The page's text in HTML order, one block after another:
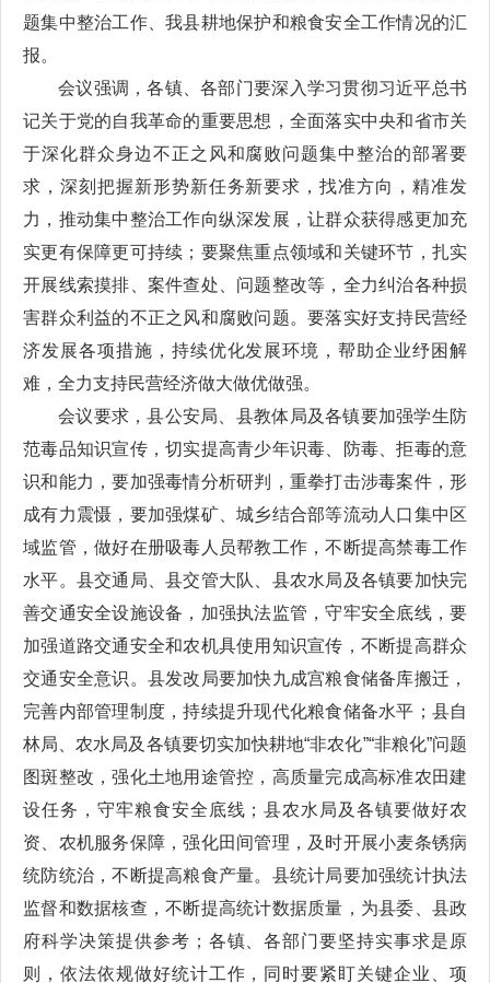
题集中整治工作、我县耕地保护和粮食安全工作情况的汇
报。
会议强调，各镇、各部门要深入学习贯彻习近平总书
记关于党的自我革命的重要思想，全面落实中央和省市关
于深化群众身边不正之风和腐败问题集中整治的部署要
求，深刻把握新形势新任务新要求，找准方向，精准发
力，推动集中整治工作向纵深发展，让群众获得感更加充
实更有保障更可持续；要聚焦重点领域和关键环节，扎实
开展线索摸排、案件查处、问题整改等，全力纠治各种损
害群众利益的不正之风和腐败问题。要落实好支持民营经
济发展各项措施，持续优化发展环境，帮助企业纾困解
难，全力支持民营经济做大做优做强。
会议要求，县公安局、县教体局及各镇要加强学生防
范毒品知识宣传，切实提高青少年识毒、防毒、拒毒的意
识和能力，要加强毒情分析研判，重拳打击涉毒案件，形
成有力震慑，要加强煤矿、城乡结合部等流动人口集中区
域监管，做好在册吸毒人员帮教工作，不断提高禁毒工作
水平。县交通局、县交管大队、县农水局及各镇要加快完
善交通安全设施设备，加强执法监管，守牢安全底线，要
加强道路交通安全和农机具使用知识宣传，不断提高群众
交通安全意识。县发改局要加快九成宫粮食储备库搬迁，
完善内部管理制度，持续提升现代化粮食储备水平；县自
林局、农水局及各镇要切实加快耕地“非农化”“非粮化”问题
图斑整改，强化土地用途管控，高质量完成高标准农田建
设任务，守牢粮食安全底线；县农水局及各镇要做好农
资、农机服务保障，强化田间管理，及时开展小麦条锈病
统防统治，不断提高粮食产量。县统计局要加强统计执法
监督和数据核查，不断提高统计数据质量，为县委、县政
府科学决策提供参考；各镇、各部门要坚持实事求是原
则，依法依规做好统计工作，同时要紧盯关键企业、项